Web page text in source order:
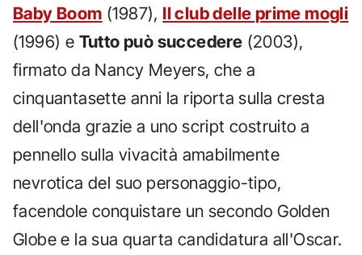
Baby Boom (1987), Il club delle prime mogli
(1996) e Tutto può succedere (2003),
firmato da Nancy Meyers, che a
cinquantasette anni la riporta sulla cresta
dell'onda grazie a uno script costruito a
pennello sulla vivacità amabilmente
nevrotica del suo personaggio-tipo,
facendole conquistare un secondo Golden
Globe e la sua quarta candidatura all'Oscar.